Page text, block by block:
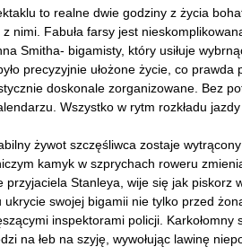
to realne dwie godziny z życia
nimi. Fabuła farsy jest
Smitha- bigamisty, który usiłuje
precyzyjnie ułożone życie, co
doskonale zorganizowane. Bez
Wszystko w rytm rozkładu
żywot szczęśliwca zostaje
kamyk w szprychach roweru
przyjaciela Stanleya, wije się jak piskorz
ukrycie swojej bigamii nie tylko przed
inspektorami policji.
na łeb na szyję, wywołując lawinę